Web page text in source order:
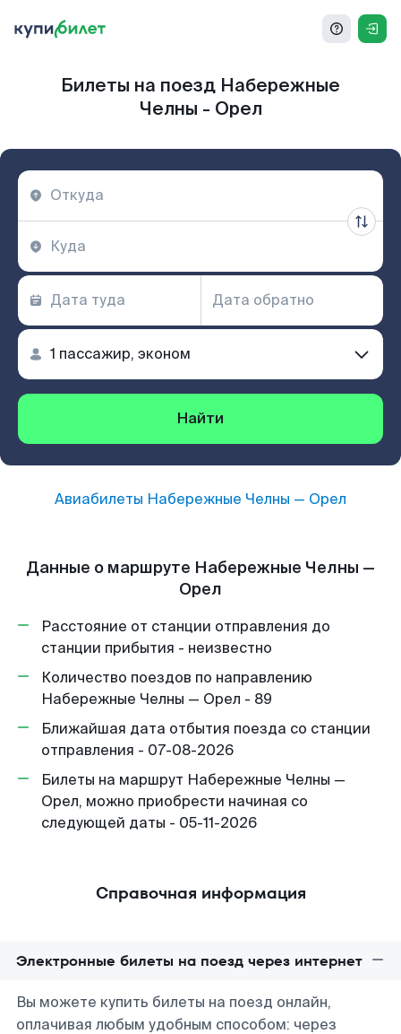
Билеты на поезд Набережные
Челны - Орел
Найти
Авиабилеты Набережные Челны — Орел
Данные о маршруте Набережные Челны —
Орел
Расстояние от станции отправления до
станции прибытия - неизвестно
Количество поездов по направлению
Набережные Челны — Орел - 89
Ближайшая дата отбытия поезда со станции
отправления - 07-08-2026
Билеты на маршрут Набережные Челны —
Орел, можно приобрести начиная со
следующей даты - 05-11-2026
Справочная информация
Электронные билеты на поезд через интернет
Вы можете купить билеты на поезд онлайн,
оплачивая любым удобным способом: через